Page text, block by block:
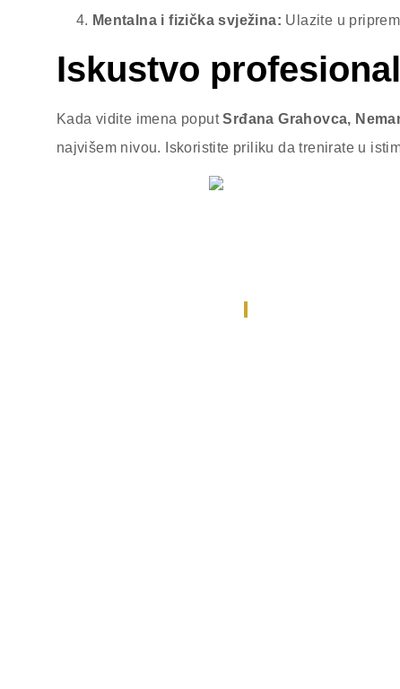
Mentalna i fizička svježina: Ulazite u
Iskustvo
Kada vidite imena poputSrđana Grahovca,
najvišem nivou. Iskoristite priliku da trenirate u